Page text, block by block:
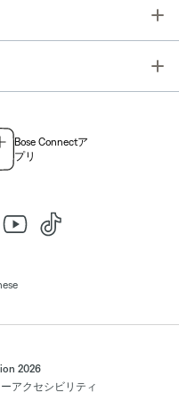
Bose Connectア
プリ
2026
アクセシビリティ